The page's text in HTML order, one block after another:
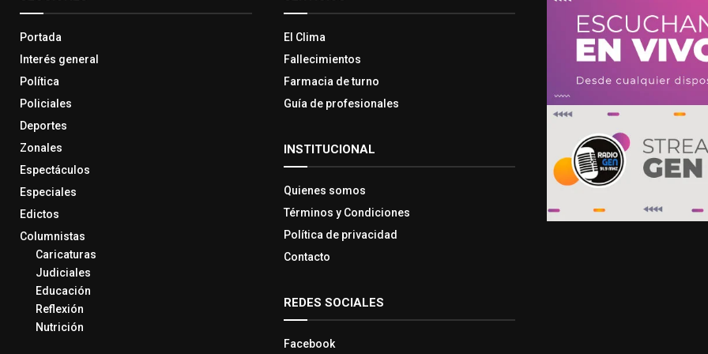
Portada
Interés general
Política
Policiales
Deportes
Zonales
Espectáculos
Especiales
Edictos
Columnistas
Caricaturas
Judiciales
Educación
Reflexión
Nutrición
El Clima
Fallecimientos
Farmacia de turno
Guía de profesionales
INSTITUCIONAL
Quienes somos
Términos y Condiciones
Política de privacidad
Contacto
REDES SOCIALES
Facebook